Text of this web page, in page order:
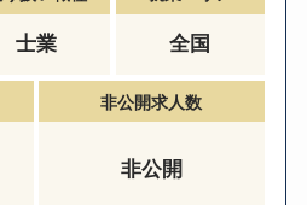
士業 全国
非公開求人数
非公開